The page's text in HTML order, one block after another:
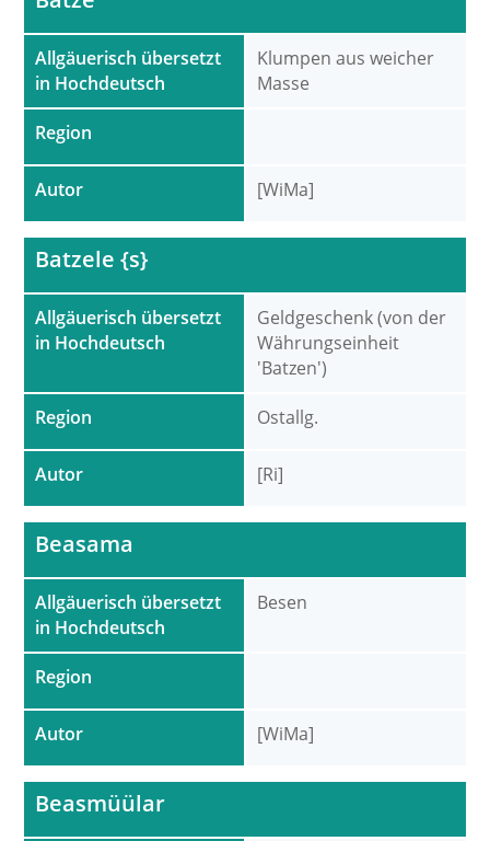
Allgäuerisch übersetzt
in Hochdeutsch
Region
Autor
Klumpen aus weicher
Masse
[WiMa]
Allgäuerisch übersetzt
in Hochdeutsch
Region
Autor
Batzele {s}
Geldgeschenk (von der
Währungseinheit
'Batzen')
Ostallg.
[Ri]
Allgäuerisch übersetzt
in Hochdeutsch
Region
Autor
Beasama
Besen
[WiMa]
Beasmüülar